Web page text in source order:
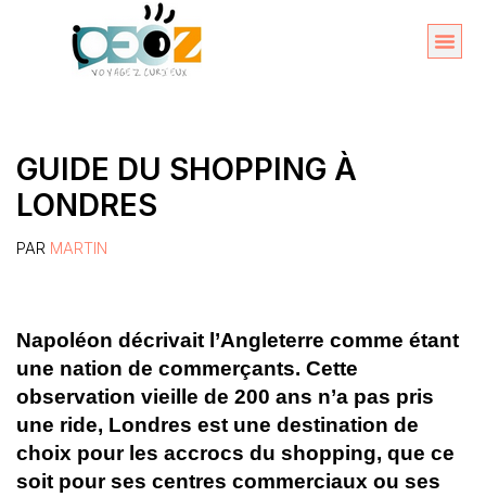
GUIDE DU SHOPPING À
LONDRES
PAR MARTIN
Napoléon décrivait l’Angleterre comme étant
une nation de commerçants. Cette
observation vieille de 200 ans n’a pas pris
une ride, Londres est une destination de
choix pour les accrocs du shopping, que ce
soit pour ses centres commerciaux ou ses